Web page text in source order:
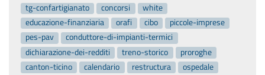
tg-confartigianato
concorsi
white
educazione-finanziaria
orafi cibo
piccole-imprese
pes-pav
conduttore-di-impianti-termici
dichiarazione-dei-redditi
treno-storico
proroghe
canton-ticino
calendario restructura
ospedale